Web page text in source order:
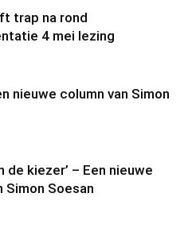
trap na rond
4 mei lezing
nieuwe column van Simon
de kiezer’ – Een nieuwe
Simon Soesan